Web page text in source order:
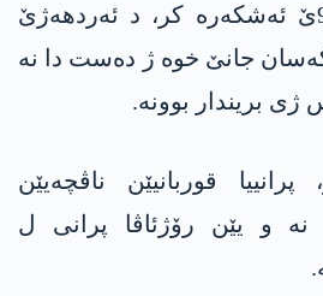
پێنجشه‌می 9/2/2023ێ ئه‌شكه‌ره‌ كر، د ئه‌ردهه‌ژێ
هه‌ری كیم 3773 كه‌سان جانێ خوه‌ ژ ده‌ست دا نه‌
قوربانیێن ناڤچه‌یێن
و یێن رۆژئاڤا پرانی ل